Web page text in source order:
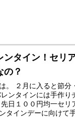
ンタイン！セリ
の？
。 ２月に入ると節分
ンタインには手作り
日１００円均一セ
タインデーに向けて